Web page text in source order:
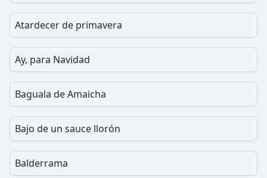
Atardecer de primavera
Ay, para Navidad
Baguala de Amaicha
Bajo de un sauce llorón
Balderrama